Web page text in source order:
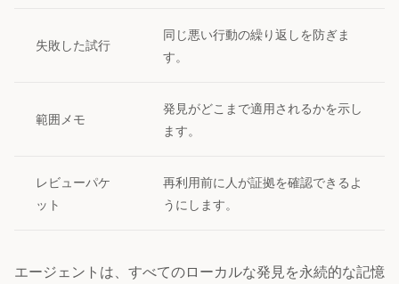
失敗した試行
同じ悪い行動の繰り返しを防ぎま
す。
範囲メモ
発見がどこまで適用されるかを示し
ます。
レビューパケ
ット
再利用前に人が証拠を確認できるよ
うにします。
エージェントは、すべてのローカルな発見を永続的な記憶